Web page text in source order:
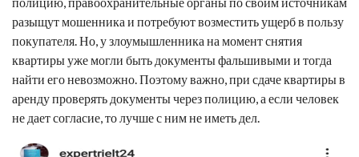
разыщут мошенника и потребуют возместить ущерб в пользу
покупателя. Но, у злоумышленника на момент снятия
квартиры уже могли быть документы фальшивыми и тогда
найти его невозможно. Поэтому важно, при сдаче квартиры в
аренду проверять документы через полицию, а если человек
не дает согласие, то лучше с ним не иметь дел.